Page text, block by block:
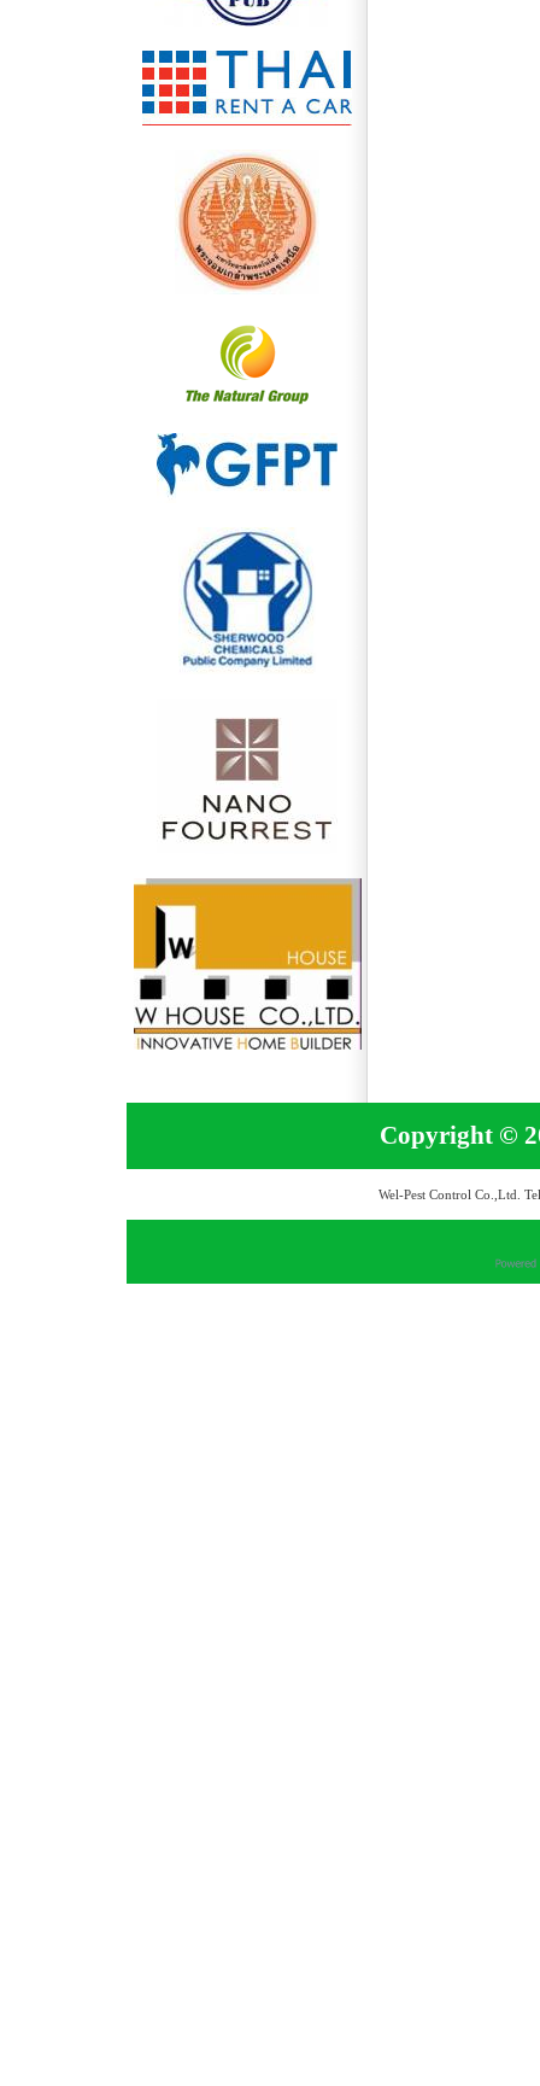
Copyright ©
Wel-Pest Control Co.,Ltd.